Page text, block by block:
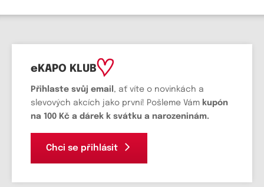
eKAPO KLUB
Přihlaste svůj email , ať víte o novinkách a
slevových akcích jako první! Pošleme Vám kupón
na 100 Kč a dárek k svátku a narozeninám.
Chci se přihlásit